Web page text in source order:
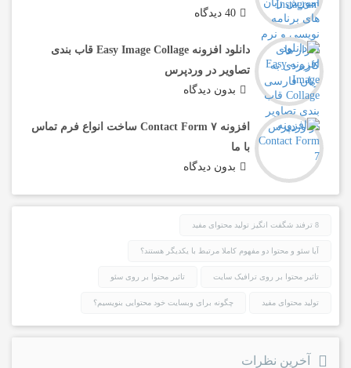
40 دیدگاه
دانلود افزونه Easy Image Collage قاب بندی
تصاویر در وردپرس
بدون دیدگاه
افزونه Contact Form ۷ ساخت انواع فرم تماس
با ما
بدون دیدگاه
8 ترفند شگفت انگیز تولید محتوای مفید
آیا سئو و محتوا دو مفهوم کاملا مرتبط با یکدیگر هستند؟
تاثیر محتوا بر روی ترافیک سایت تاثیر محتوا بر روی سئو
تولید محتوای مفید چگونه برای وبسایت خود محتوایی بنویسیم؟
آخرین نظرات